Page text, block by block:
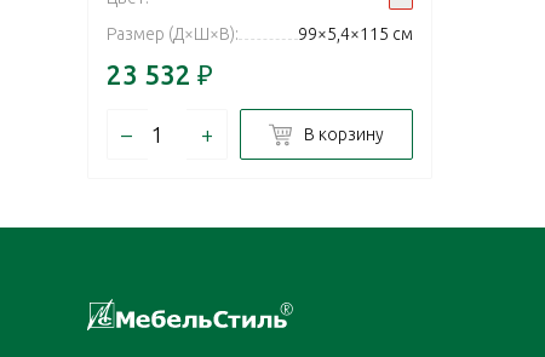
Размер (Д×Ш×В):
99×5,4×115 см
23 532 ₽
– + В корзину